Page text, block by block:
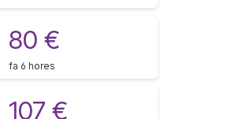
80 €
fa 6 hores
107 €